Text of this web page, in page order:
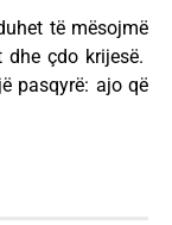
të mësojmë
dhe çdo krijesë.
pasqyrë: ajo që